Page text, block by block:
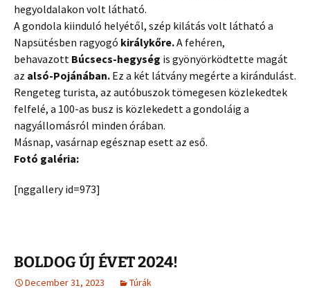
hegyoldalakon volt látható.
A gondola kiinduló helyétől, szép kilátás volt látható a
Napsütésben ragyogó királykőre.A fehéren,
behavazott Búcsecs-hegység is gyönyörködtette magát
az alsó-Pojánában. Ez a két látvány megérte a kirándulást.
Rengeteg turista, az autóbuszok tömegesen közlekedtek
felfelé, a 100-as busz is közlekedett a gondoláig a
nagyállomásról minden órában.
Másnap, vasárnap egésznap esett az eső.
Fotó galéria:
[nggallery id=973]
BOLDOG ÚJ ÉVET 2024!
December 31, 2023 Túrák